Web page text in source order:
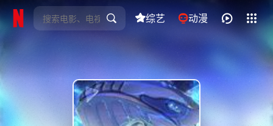
综艺 动漫
全部影片